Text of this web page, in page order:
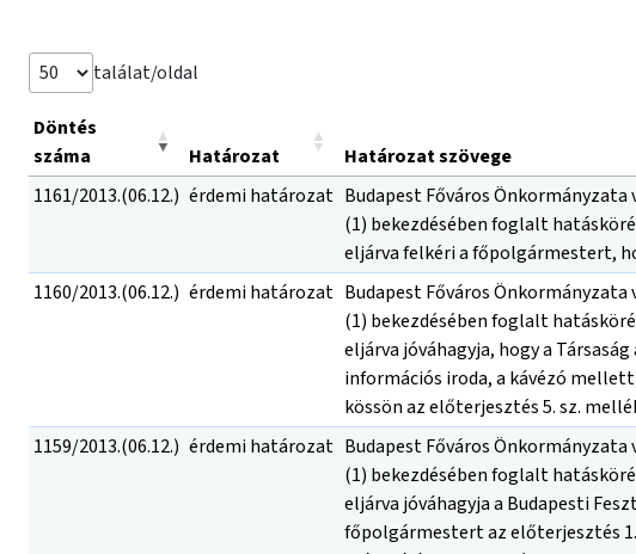
találat/oldal
Döntés
száma
Határozat
Határozat szövege
1161/2013.(06.12.) érdemi határozat Budapest Főváros
(1) bekezdésében foglalt
eljárva felkéri a főpolgármestert,
1160/2013.(06.12.) érdemi határozat Budapest Főváros
(1) bekezdésében foglalt
eljárva jóváhagyja, hogy a
információs iroda, a kávézó
kössön az előterjesztés 5. sz.
1159/2013.(06.12.) érdemi határozat Budapest Főváros
(1) bekezdésében foglalt
eljárva jóváhagyja a Budapesti
főpolgármestert az előterjesztés